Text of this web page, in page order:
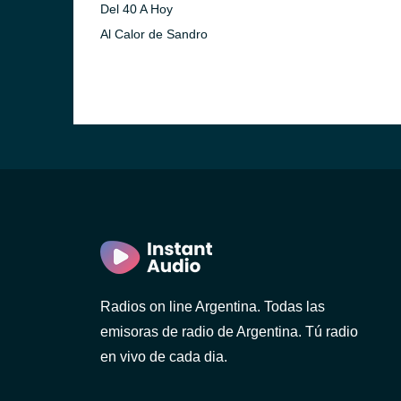
Del 40 A Hoy
Al Calor de Sandro
Radios on line Argentina. Todas las
emisoras de radio de Argentina. Tú radio
en vivo de cada dia.